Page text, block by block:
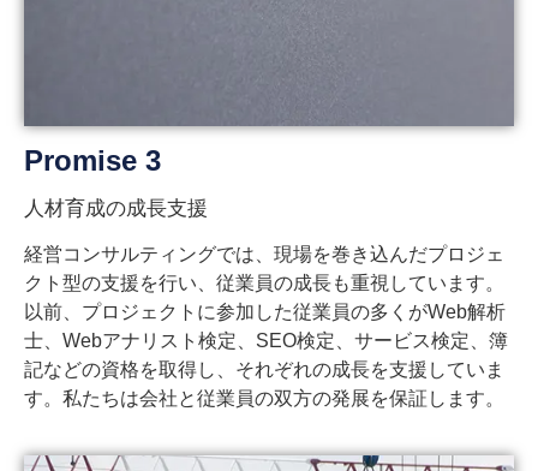
Promise 3
人材育成の成長支援
経営コンサルティングでは、現場を巻き込んだプロジェ
クト型の支援を行い、従業員の成長も重視しています。
以前、プロジェクトに参加した従業員の多くがWeb解析
士、Webアナリスト検定、SEO検定、サービス検定、簿
記などの資格を取得し、それぞれの成長を支援していま
す。私たちは会社と従業員の双方の発展を保証します。